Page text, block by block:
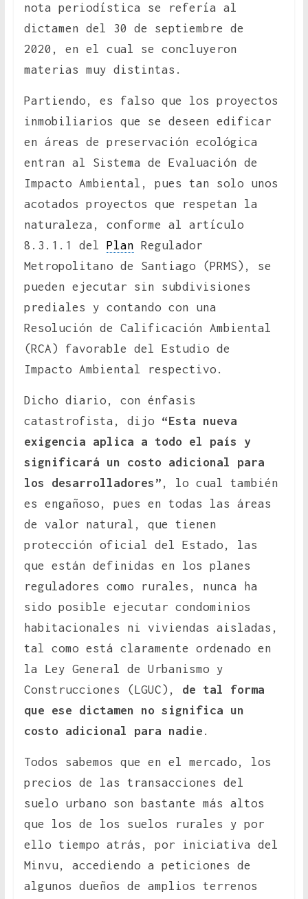
nota periodística se refería al
dictamen del 30 de septiembre de
2020, en el cual se concluyeron
materias muy distintas.
Partiendo, es falso que los proyectos
inmobiliarios que se deseen edificar
en áreas de preservación ecológica
entran al Sistema de Evaluación de
Impacto Ambiental, pues tan solo unos
acotados proyectos que respetan la
naturaleza, conforme al artículo
8.3.1.1 del Plan Regulador
Metropolitano de Santiago (PRMS), se
pueden ejecutar sin subdivisiones
prediales y contando con una
Resolución de Calificación Ambiental
(RCA) favorable del Estudio de
Impacto Ambiental respectivo.
Dicho diario, con énfasis
catastrofista, dijo “Esta nueva
exigencia aplica a todo el país y
significará un costo adicional para
los desarrolladores” , lo cual también
es engañoso, pues en todas las áreas
de valor natural, que tienen
protección oficial del Estado, las
que están definidas en los planes
reguladores como rurales, nunca ha
sido posible ejecutar condominios
habitacionales ni viviendas aisladas,
tal como está claramente ordenado en
la Ley General de Urbanismo y
Construcciones (LGUC), de tal forma
que ese dictamen no significa un
costo adicional para nadie .
Todos sabemos que en el mercado, los
precios de las transacciones del
suelo urbano son bastante más altos
que los de los suelos rurales y por
ello tiempo atrás, por iniciativa del
Minvu, accediendo a peticiones de
algunos dueños de amplios terrenos